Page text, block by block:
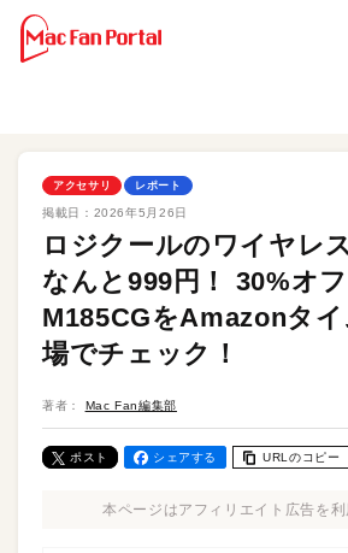
アクセサリ レポート
掲載日： 2026年5月26日
ロジクールのワイヤレ
なんと999円！ 30%オフ
M185CGをAmazonタ
場でチェック！
著者： Mac Fan編集部
ポスト シェアする URLのコピー
本ページはアフィリエイト広告を